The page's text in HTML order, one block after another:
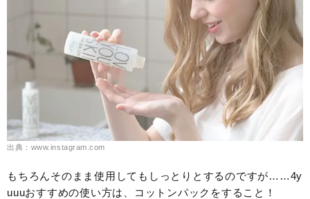
出典：www.instagram.com
もちろんそのまま使用してもしっとりとするのですが……4y
uuuおすすめの使い方は、コットンパックをすること！